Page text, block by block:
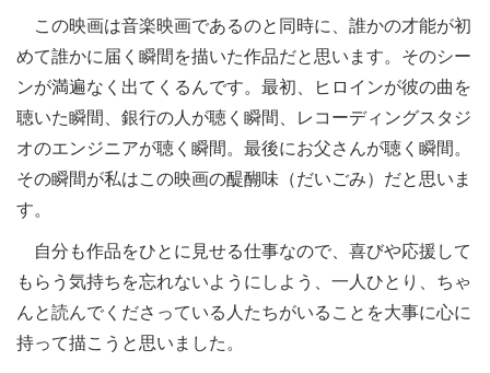
この映画は音楽映画であるのと同時に、誰かの才能が初
めて誰かに届く瞬間を描いた作品だと思います。そのシー
ンが満遍なく出てくるんです。最初、ヒロインが彼の曲を
聴いた瞬間、銀行の人が聴く瞬間、レコーディングスタジ
オのエンジニアが聴く瞬間。最後にお父さんが聴く瞬間。
その瞬間が私はこの映画の醍醐味（だいごみ）だと思いま
す。
自分も作品をひとに見せる仕事なので、喜びや応援して
もらう気持ちを忘れないようにしよう、一人ひとり、ちゃ
んと読んでくださっている人たちがいることを大事に心に
持って描こうと思いました。